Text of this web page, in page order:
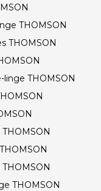
THOMSON
THOMSON
THOMSON
THOMSON